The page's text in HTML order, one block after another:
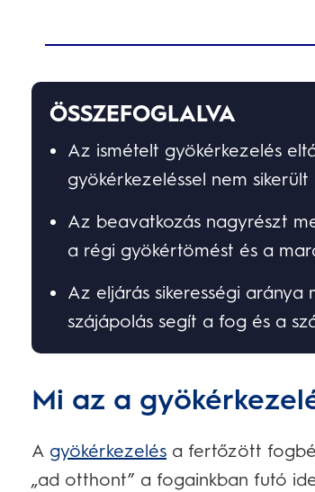
ÖSSZEFOGLALVA
Az ismételt gyökérkezelés
gyökérkezeléssel nem
Az beavatkozás nagyrészt
a régi gyökértömést és a
Az eljárás sikerességi
szájápolás segít a fog és a
Mi az a
A gyökérkezelés a fertőzött
„ad otthont” a fogainkban futó